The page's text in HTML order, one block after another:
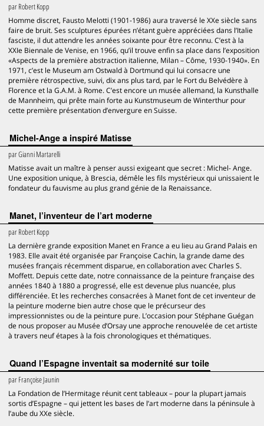
parRobert Kopp
Homme discret, Fausto Melotti (1901-1986) aura traversé le XXe siècle sans
faire de bruit. Ses sculptures épurées n’étant guère appréciées dans l’Italie
fasciste, il dut attendre les années soixante pour être reconnu. C’est à la
XXIe Biennale de Venise, en 1966, qu’il trouve enfin sa place dans l’exposition
«Aspects de la première abstraction italienne, Milan – Côme, 1930-1940». En
1971, c’est le Museum am Ostwald à Dortmund qui lui consacre une
première rétrospective, suivi, dix ans plus tard, par le Fort du Belvédère à
Florence et la G.A.M. à Rome. C’est encore un musée allemand, la Kunsthalle
de Mannheim, qui prête main forte au Kunstmuseum de Winterthur pour
cette première présentation d’envergure en Suisse.
Michel-Ange a inspiré Matisse
parGianni Martarelli
Matisse avait un maître à penser aussi exigeant que secret : Michel- Ange.
Une exposition unique, à Brescia, démêle les fils mystérieux qui unissaient le
fondateur du fauvisme au plus grand génie de la Renaissance.
Manet, l’inventeur de l’art moderne
parRobert Kopp
La dernière grande exposition Manet en France a eu lieu au Grand Palais en
1983. Elle avait été organisée par Françoise Cachin, la grande dame des
musées français récemment disparue, en collaboration avec Charles S.
Moffett. Depuis cette date, notre connaissance de la peinture française des
années 1840 à 1880 a progressé, elle est devenue plus nuancée, plus
différenciée. Et les recherches consacrées à Manet font de cet inventeur de
la peinture moderne bien autre chose que le précurseur des
impressionnistes ou de la peinture pure. L’occasion pour Stéphane Guégan
de nous proposer au Musée d’Orsay une approche renouvelée de cet artiste
à travers neuf étapes à la fois chronologiques et thématiques.
Quand l’Espagne inventait sa modernité sur toile
parFrançoise Jaunin
La Fondation de l’Hermitage réunit cent tableaux – pour la plupart jamais
sortis d’Espagne – qui jettent les bases de l’art moderne dans la péninsule à
l’aube du XXe siècle.